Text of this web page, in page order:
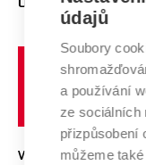
E-přihláška
Doktorské studium
Podpora podnikání
Systém zajišťování
Výzkumné
Transfer znalostí
Open Science
Projekty
Zahraniční spolupráce
Spolupráce se
Služby univerzity
Mezinárodní dohody
Univerzitní sítě
Profil univerzity
Udržitelná univerzita
Podnikavá univerzita
Bezpečná univerzita
VYSOKÉ UČENÍ
údajů
Soubory
a používání
ze sociálních
přizpůsobení
můžeme